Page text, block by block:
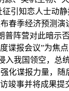
引知恋人士动
春季经济预测
阵营对此暗示
谍报会议”为焦
入我国领空，总
化谍报力量，
竣事并将成果